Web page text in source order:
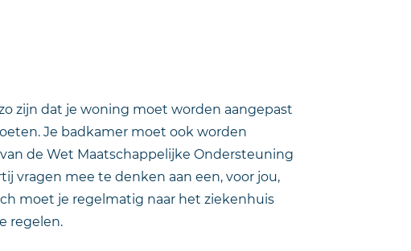
zijn dat je woning moet worden aangepast
Je badkamer moet ook worden
de Wet Maatschappelijke Ondersteuning
vragen mee te denken aan een, voor jou,
moet je regelmatig naar het ziekenhuis
regelen.